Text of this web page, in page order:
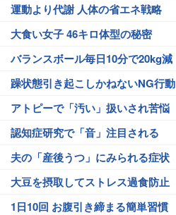
運動より代謝 人体の省エネ戦略
大食い女子 46キロ体型の秘密
バランスボール毎日10分で20kg減
躁状態引き起こしかねないNG行動
アトピーで「汚い」扱いされ苦悩
認知症研究で「音」注目される
夫の「産後うつ」にみられる症状
大豆を摂取してストレス過食防止
1日10回 お腹引き締まる簡単習慣